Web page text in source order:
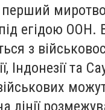
егідою ООН.
з
Індонезії та
лінії